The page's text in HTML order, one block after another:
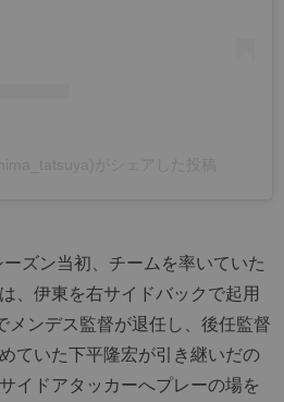
ズン当初、チームを率いていた
、伊東を右サイドバックで起用
メンデス監督が退任し、後任監督
ていた下平隆宏が引き継いだの
イドアタッカーへプレーの場を